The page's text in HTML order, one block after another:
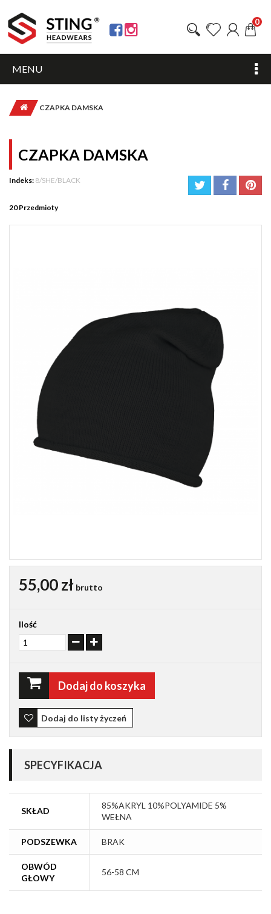
0
MENU
CZAPKA DAMSKA
CZAPKA DAMSKA
Indeks: 8/SHE/BLACK
20 Przedmioty
55,00 zł brutto
Ilość
Dodaj do koszyka
Dodaj do listy życzeń
SPECYFIKACJA
SKŁAD
85%AKRYL 10%POLYAMIDE 5%
WEŁNA
PODSZEWKA BRAK
OBWÓD
GŁOWY
56-58 CM